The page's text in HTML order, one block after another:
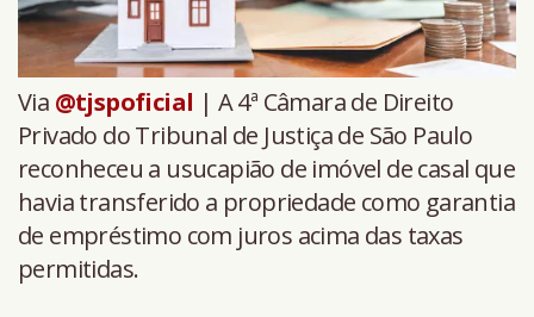
Via @tjspoficial | A 4ª Câmara de Direito
Privado do Tribunal de Justiça de São Paulo
reconheceu a usucapião de imóvel de casal que
havia transferido a propriedade como garantia
de empréstimo com juros acima das taxas
permitidas.